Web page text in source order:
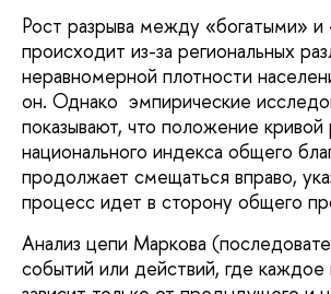
Рост разрыва между «богатыми»
происходит из-за региональных
неравномерной плотности
он. Однако эмпирические
показывают, что положение
национального индекса общего
продолжает смещаться вправо,
процесс идет в сторону общего
Анализ цепи Маркова
событий или действий, где